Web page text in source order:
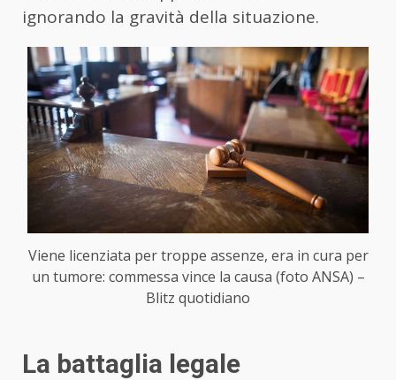
ignorando la gravità della situazione.
Viene licenziata per troppe assenze, era in cura per
un tumore: commessa vince la causa (foto ANSA) –
Blitz quotidiano
La battaglia legale